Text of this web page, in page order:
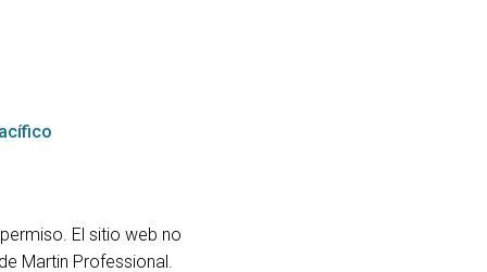
El sitio web no
Martin Professional.